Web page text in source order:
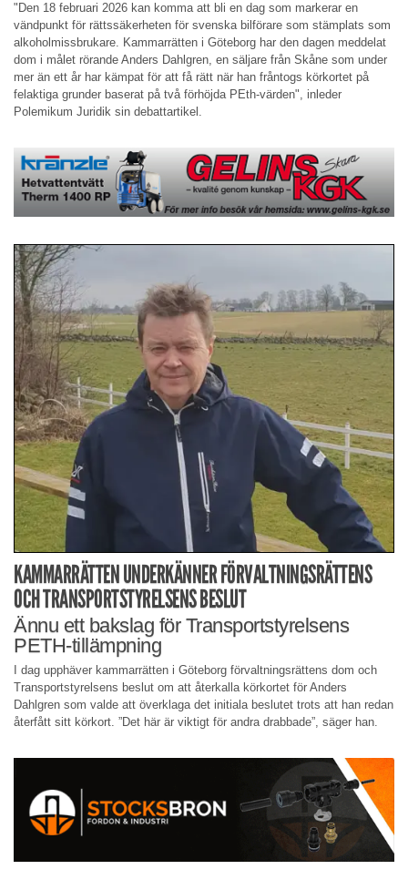
"Den 18 februari 2026 kan komma att bli en dag som markerar en
vändpunkt för rättssäkerheten för svenska bilförare som stämplats som
alkoholmissbrukare. Kammarrätten i Göteborg har den dagen meddelat
dom i målet rörande Anders Dahlgren, en säljare från Skåne som under
mer än ett år har kämpat för att få rätt när han fråntogs körkortet på
felaktiga grunder baserat på två förhöjda PEth-värden", inleder
Polemikum Juridik sin debattartikel.
KAMMARRÄTTEN UNDERKÄNNER FÖRVALTNINGSRÄTTENS
OCH TRANSPORTSTYRELSENS BESLUT
Ännu ett bakslag för Transportstyrelsens
PETH-tillämpning
I dag upphäver kammarrätten i Göteborg förvaltningsrättens dom och
Transportstyrelsens beslut om att återkalla körkortet för Anders
Dahlgren som valde att överklaga det initiala beslutet trots att han redan
återfått sitt körkort. ”Det här är viktigt för andra drabbade”, säger han.